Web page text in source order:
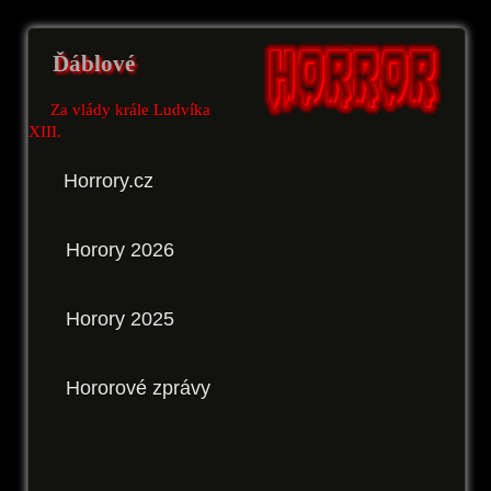
Ďáblové
Za vlády krále Ludvíka
XIII.
Horrory.cz
Horory 2026
Horory 2025
Hororové zprávy